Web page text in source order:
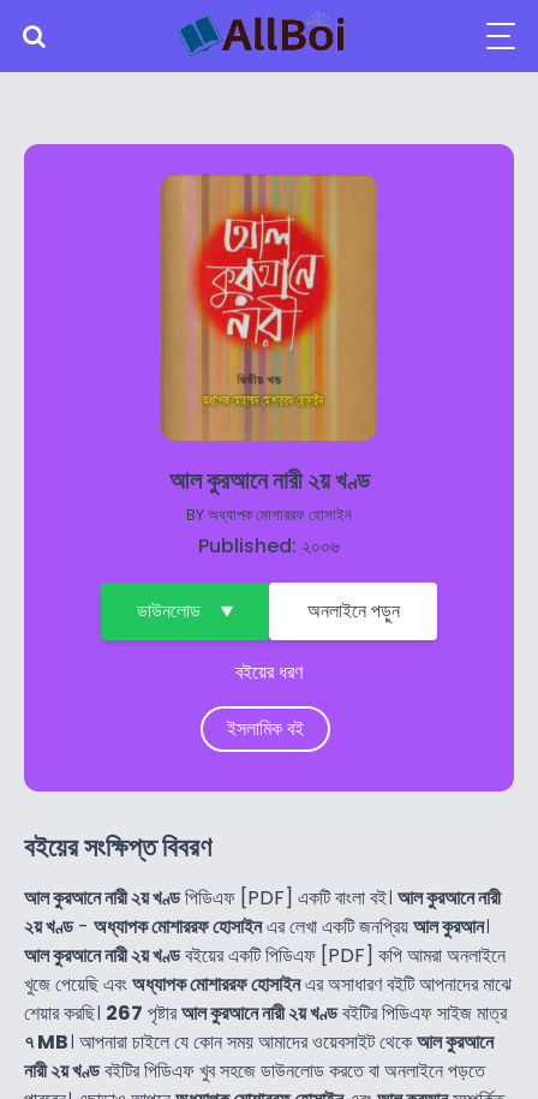
আল কুরআনে নারী ২য় খণ্ড
BYঅধ্যাপক মোশাররফ হোসাইন
Published: ২০০৬
ডাউনলোড অনলাইনে পড়ুন
বইয়ের ধরণ
ইসলামিক বই
বইয়ের সংক্ষিপ্ত বিবরণ
আল কুরআনে নারী ২য় খণ্ডপিডিএফ [PDF] একটি বাংলা বই। আল কুরআনে নারী
২য় খণ্ড- অধ্যাপক মোশাররফ হোসাইনএর লেখা একটি জনপ্রিয়আল কুরআন।
আল কুরআনে নারী ২য় খণ্ডবইয়ের একটি পিডিএফ [PDF] কপি আমরা অনলাইনে
খুজে পেয়েছি এবংঅধ্যাপক মোশাররফ হোসাইনএর অসাধারণ বইটি আপনাদের মাঝে
শেয়ার করছি। 267 পৃষ্টারআল কুরআনে নারী ২য় খণ্ডবইটির পিডিএফ সাইজ মাত্র
৭ MB। আপনারা চাইলে যে কোন সময় আমাদের ওয়েবসাইট থেকেআল কুরআনে
নারী ২য় খণ্ডবইটির পিডিএফ খুব সহজে ডাউনলোড করতে বা অনলাইনে পড়তে